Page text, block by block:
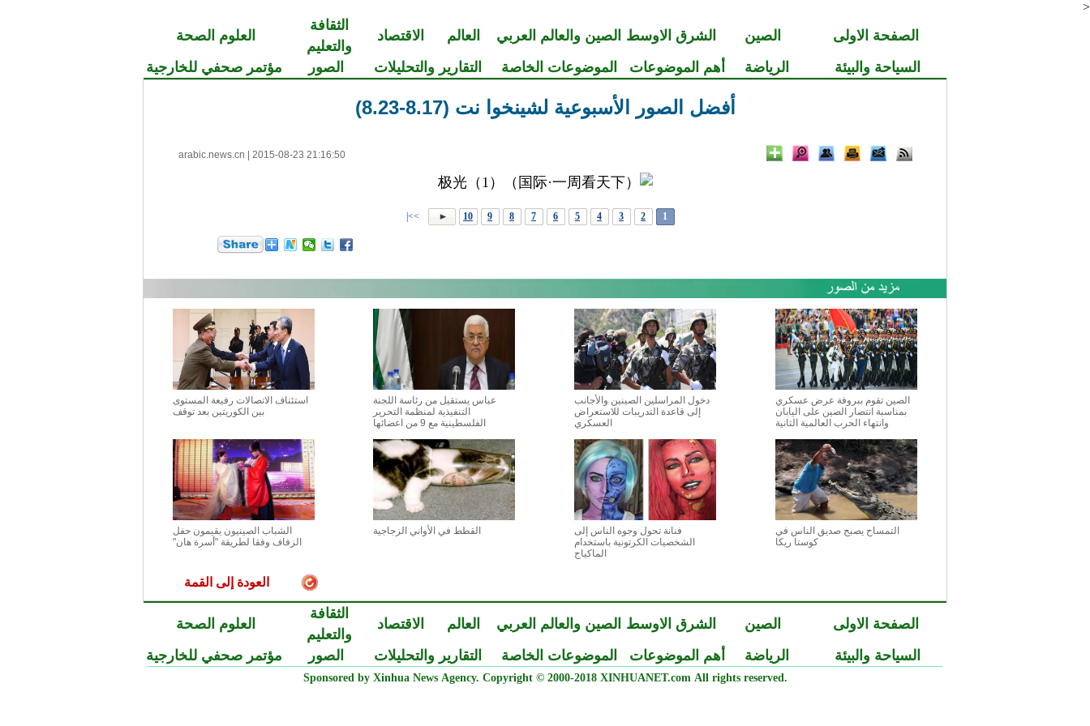
<
الصفحة الاولى الصين الشرق الاوسط الصين والعالم العربي العالم الاقتصاد
الثقافة
والتعليم
العلوم الصحة
السياحة والبيئة
الرياضة أهم الموضوعات الموضوعات الخاصة التقارير والتحليلات الصور مؤتمر صحفي للخارجية
أفضل الصور الأسبوعية لشينخوا نت (8.17-8.23)
arabic.news.cn 2015-08-23 21:16:50
1
2
3
4
5
6
7
8
9
10
>>|
الصين تقوم ببروفة عرض عسكري
بمناسبة انتصار الصين على اليابان
وانتهاء الحرب العالمية الثانية
دخول المراسلين الصينين والأجانب
إلى قاعدة التدريبات للاستعراض
العسكري
عباس يستقيل من رئاسة اللجنة
التنفيذية لمنظمة التحرير
الفلسطينية مع 9 من اعضائها
استئناف الاتصالات رفيعة المستوى
بين الكوريتين بعد توقف
التمساح يصبح صديق الناس في
كوستا ريكا
فنانة تحول وجوه الناس إلى
الشخصيات الكرتونية باستخدام
الماكياج
القطط في الأواني الزجاجية
الشباب الصينيون يقيمون حفل
الزفاف وفقا لطريقة "أسرة هان"
العودة إلى القمة
الصفحة الاولى الصين الشرق الاوسط الصين والعالم العربي العالم الاقتصاد
الثقافة
والتعليم
العلوم الصحة
السياحة والبيئة
الرياضة أهم الموضوعات الموضوعات الخاصة التقارير والتحليلات الصور مؤتمر صحفي للخارجية
Sponsored by Xinhua News Agency. Copyright © 2000-2018 XINHUANET.com All rights reserved.